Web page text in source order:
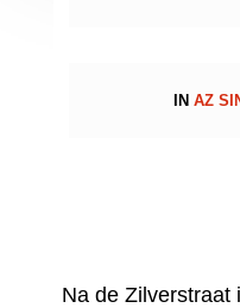
IN AZ
Na de Zilverstraat